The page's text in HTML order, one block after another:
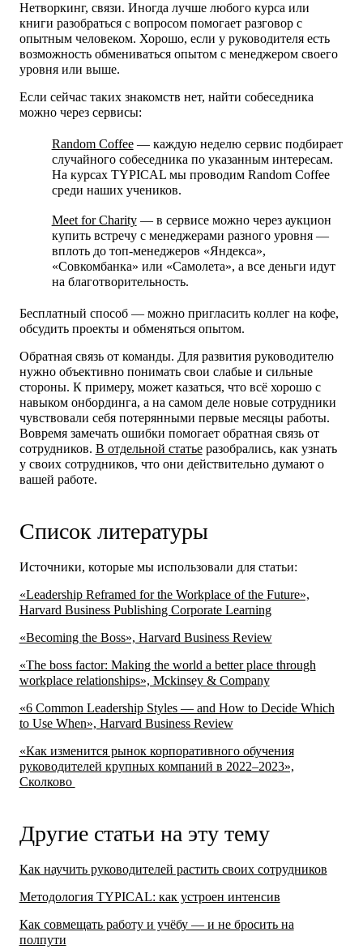
Нетворкинг, связи. Иногда лучше любого курса или
книги разобраться с вопросом помогает разговор с
опытным человеком. Хорошо, если у руководителя есть
возможность обмениваться опытом с менеджером своего
уровня или выше.
Если сейчас таких знакомств нет, найти собеседника
можно через сервисы:
Random Coffee— каждую неделю сервис подбирает
случайного собеседника по указанным интересам.
На курсах TYPICAL мы проводим Random Coffee
среди наших учеников.
Meet for Charity— в сервисе можно через аукцион
купить встречу с менеджерами разного уровня —
вплоть до топ-менеджеров «Яндекса»,
«Совкомбанка» или «Самолета», а все деньги идут
на благотворительность.
Бесплатный способ — можно пригласить коллег на кофе,
обсудить проекты и обменяться опытом.
Обратная связь от команды. Для развития руководителю
нужно объективно понимать свои слабые и сильные
стороны. К примеру, может казаться, что всё хорошо с
навыком онбординга, а на самом деле новые сотрудники
чувствовали себя потерянными первые месяцы работы.
Вовремя замечать ошибки помогает обратная связь от
сотрудников. В отдельной статьеразобрались, как узнать
у своих сотрудников, что они действительно думают о
вашей работе.
Список литературы
Источники, которые мы использовали для статьи:
«Leadership Reframed for the Workplace of the Future»,
Harvard Business Publishing Corporate Learning
«Becoming the Boss», Harvard Business Review
«The boss factor: Making the world a better place through
workplace relationships», Mckinsey & Сompany
«6 Common Leadership Styles — and How to Decide Which
to Use When», Harvard Business Review
«Как изменится рынок корпоративного обучения
руководителей крупных компаний в 2022–2023»,
Сколково
Другие статьи на эту тему
Как научить руководителей растить своих сотрудников
Методология TYPICAL: как устроен интенсив
Как совмещать работу и учёбу — и не бросить на
полпути